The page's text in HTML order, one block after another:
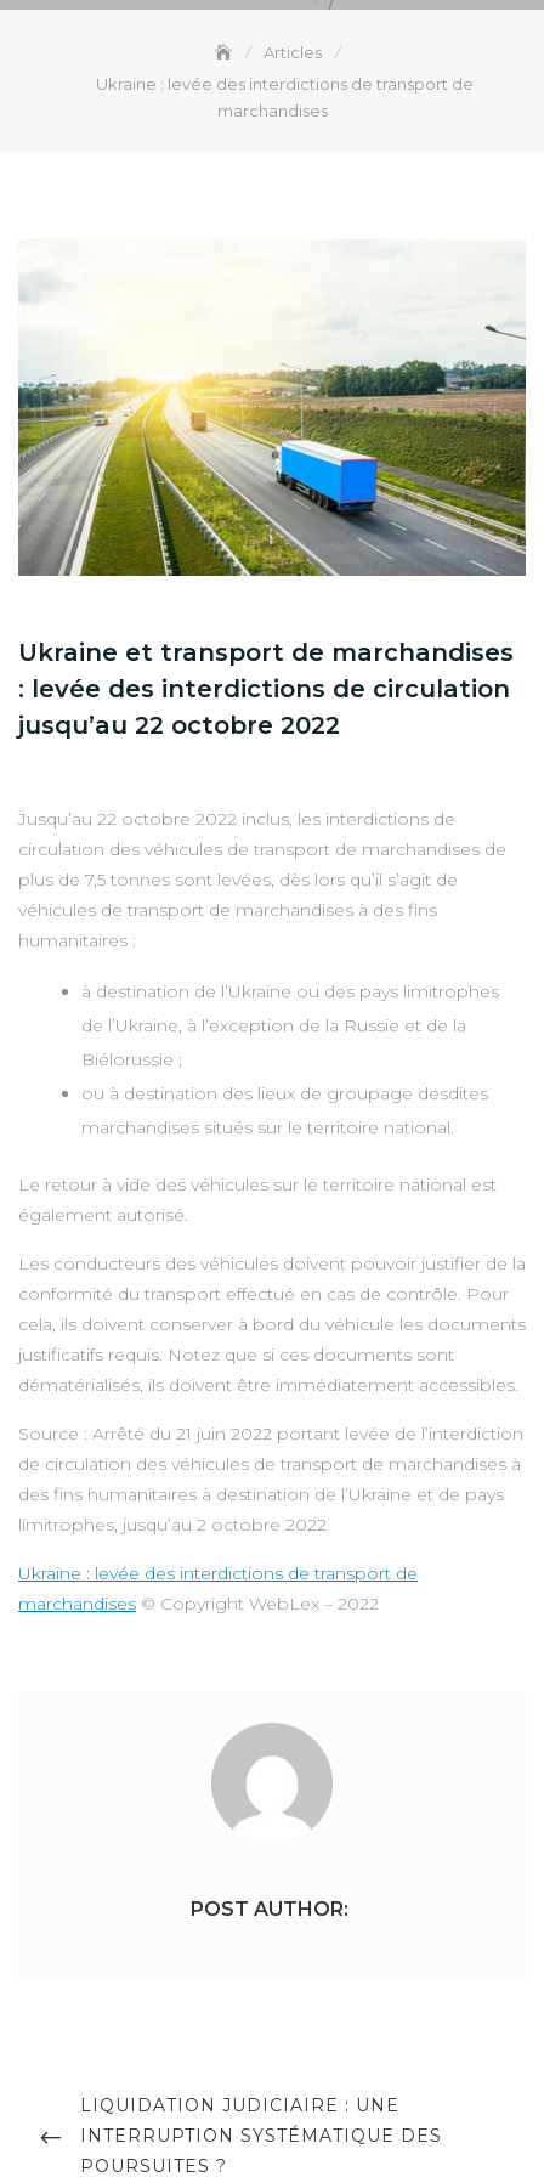
Articles
Ukraine : levée des interdictions de transport de
marchandises
Ukraine et transport de marchandises
: levée des interdictions de circulation
jusqu’au 22 octobre 2022
Jusqu’au 22 octobre 2022 inclus, les interdictions de
circulation des véhicules de transport de marchandises de
plus de 7,5 tonnes sont levées, dès lors qu’il s’agit de
véhicules de transport de marchandises à des fins
humanitaires :
à destination de l’Ukraine ou des pays limitrophes
de l’Ukraine, à l’exception de la Russie et de la
Biélorussie ;
ou à destination des lieux de groupage desdites
marchandises situés sur le territoire national.
Le retour à vide des véhicules sur le territoire national est
également autorisé.
Les conducteurs des véhicules doivent pouvoir justifier de la
conformité du transport effectué en cas de contrôle. Pour
cela, ils doivent conserver à bord du véhicule les documents
justificatifs requis. Notez que si ces documents sont
dématérialisés, ils doivent être immédiatement accessibles.
Source : Arrêté du 21 juin 2022 portant levée de l’interdiction
de circulation des véhicules de transport de marchandises à
des fins humanitaires à destination de l’Ukraine et de pays
limitrophes, jusqu’au 2 octobre 2022
Ukraine : levée des interdictions de transport de
marchandises © Copyright WebLex – 2022
POST AUTHOR:
l’article
PREVIOUS
POST
LIQUIDATION JUDICIAIRE : UNE
INTERRUPTION SYSTÉMATIQUE DES
POURSUITES ?